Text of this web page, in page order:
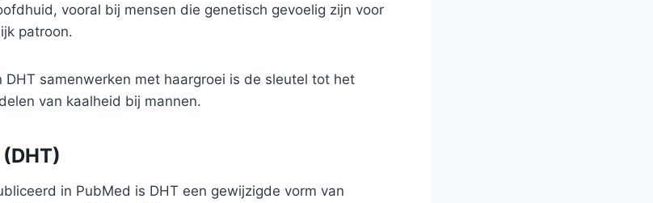
vooral bij mensen die genetisch gevoelig zijn voor
patroon.
DHT samenwerken met haargroei is de sleutel tot het
van kaalheid bij mannen.
in PubMed is DHT een gewijzigde vorm van